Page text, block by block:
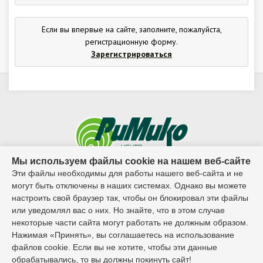
Гарантия
Как купить
Программное обеспечение LogTag
Монтаж оборудования
Новости
Если вы впервые на сайте, заполните, пожалуйста,
регистрационную форму.
Зарегистрироваться
© 1995г. - 2026г. ООО ЦБ "Римико"
Контактный телефон:
8 (8482) 65-02-27
Мы используем файлы cookie на нашем веб-сайте
Эти файлы необходимы для работы нашего веб-сайта и не
могут быть отключены в наших системах. Однако вы можете
настроить свой браузер так, чтобы он блокировал эти файлы
или уведомлял вас о них. Но знайте, что в этом случае
некоторые части сайта могут работать не должным образом.
Нажимая «Принять», вы соглашаетесь на использование
файлов cookie. Если вы не хотите, чтобы эти данные
обрабатывались, то вы должны покинуть сайт!